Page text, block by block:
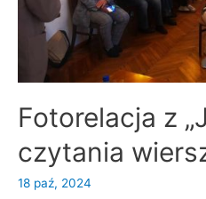
Fotorelacja z
czytania
18 paź, 2024